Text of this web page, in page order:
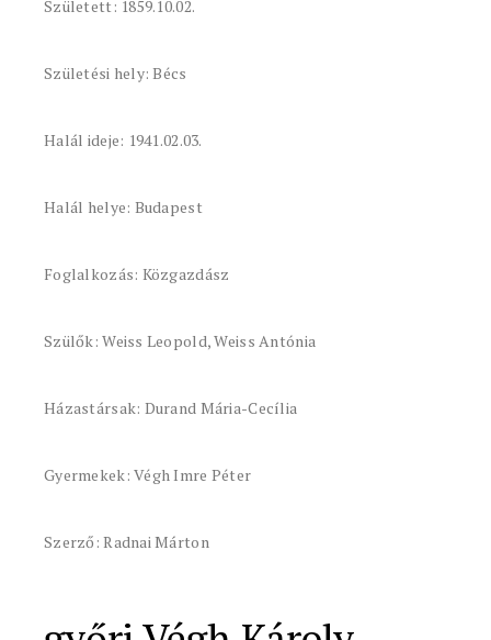
Született: 1859.10.02.
Születési hely: Bécs
Halál ideje: 1941.02.03.
Halál helye: Budapest
Foglalkozás: Közgazdász
Szülők: Weiss Leopold, Weiss Antónia
Házastársak: Durand Mária-Cecília
Gyermekek: Végh Imre Péter
Szerző: Radnai Márton